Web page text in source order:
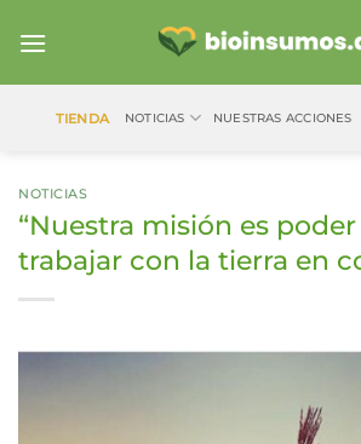
TIENDA NOTICIAS NUESTRAS ACCIONES
NOTICIAS
“Nuestra misión es
trabajar con la tierra en